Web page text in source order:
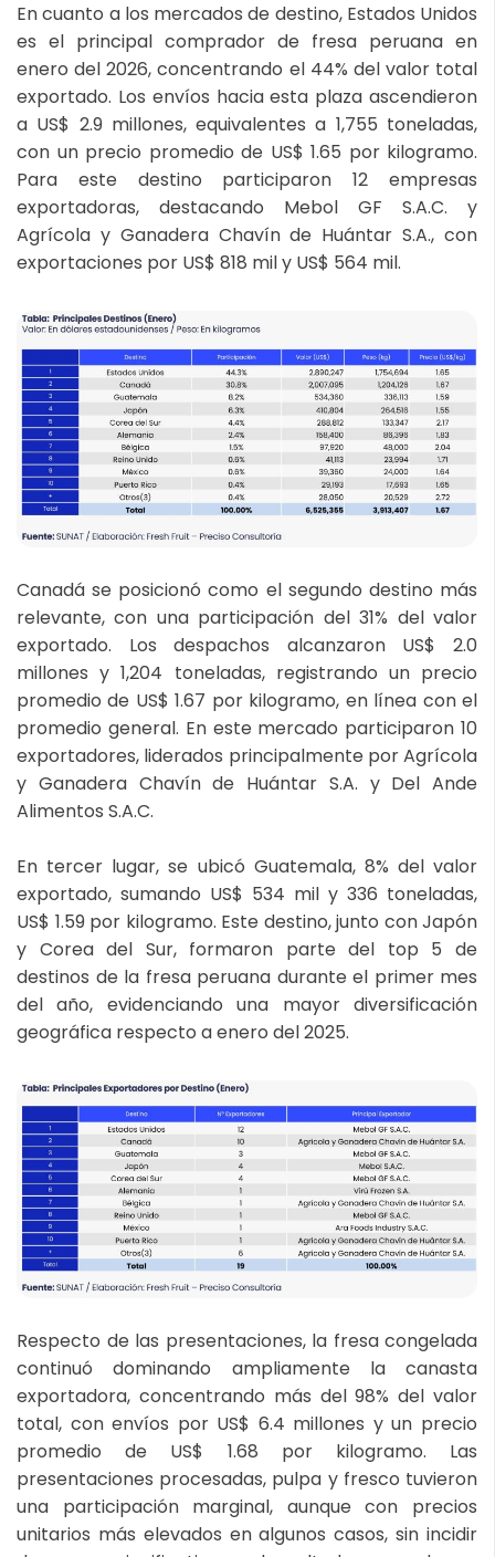
En cuanto a los mercados de destino, Estados Unidos
es el principal comprador de fresa peruana en
enero del 2026, concentrando el 44% del valor total
exportado. Los envíos hacia esta plaza ascendieron
a US$ 2.9 millones, equivalentes a 1,755 toneladas,
con un precio promedio de US$ 1.65 por kilogramo.
Para este destino participaron 12 empresas
exportadoras, destacando Mebol GF S.A.C. y
Agrícola y Ganadera Chavín de Huántar S.A., con
exportaciones por US$ 818 mil y US$ 564 mil.
Canadá se posicionó como el segundo destino más
relevante, con una participación del 31% del valor
exportado. Los despachos alcanzaron US$ 2.0
millones y 1,204 toneladas, registrando un precio
promedio de US$ 1.67 por kilogramo, en línea con el
promedio general. En este mercado participaron 10
exportadores, liderados principalmente por Agrícola
y Ganadera Chavín de Huántar S.A. y Del Ande
Alimentos S.A.C.
En tercer lugar, se ubicó Guatemala, 8% del valor
exportado, sumando US$ 534 mil y 336 toneladas,
US$ 1.59 por kilogramo. Este destino, junto con Japón
y Corea del Sur, formaron parte del top 5 de
destinos de la fresa peruana durante el primer mes
del año, evidenciando una mayor diversificación
geográfica respecto a enero del 2025.
Respecto de las presentaciones, la fresa congelada
continuó dominando ampliamente la canasta
exportadora, concentrando más del 98% del valor
total, con envíos por US$ 6.4 millones y un precio
promedio de US$ 1.68 por kilogramo. Las
presentaciones procesadas, pulpa y fresco tuvieron
una participación marginal, aunque con precios
unitarios más elevados en algunos casos, sin incidir